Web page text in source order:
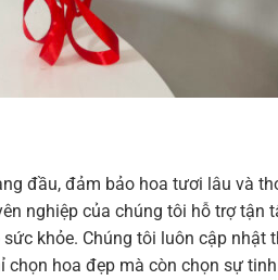
đầu, đảm bảo hoa tươi lâu và
nghiệp của chúng tôi hỗ trợ tận
khỏe. Chúng tôi luôn cập nhật
hoa đẹp mà còn chọn sự